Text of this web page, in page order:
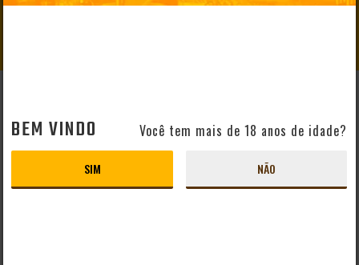
Perguntas Frequentes
Mapa do Site
Formas de Pagamento
Taxas de Entrega
BEM VINDO Você tem mais de 18 anos de idade?
SIM NÃO